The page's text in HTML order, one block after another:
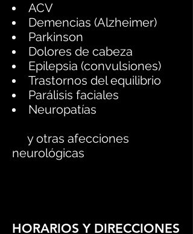
ACV
Demencias (Alzheimer)
Parkinson
Dolores de cabeza
Epilepsia (convulsiones)
Trastornos del equilibrio
Parálisis faciales
Neuropatías​
​y otras afecciones
neurológicas
HORARIOS Y DIRECCIONES